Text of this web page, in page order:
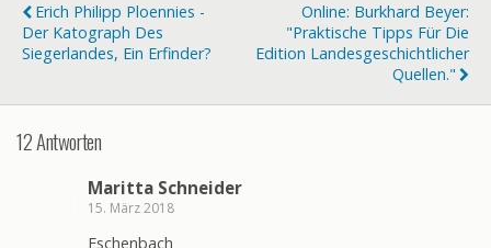
Erich Philipp Ploennies -
Der Katograph Des
Siegerlandes, Ein Erfinder?
Online: Burkhard Beyer:
"Praktische Tipps Für Die
Edition Landesgeschichtlicher
Quellen."
12 Antworten
Maritta Schneider
15. März 2018
Eschenbach